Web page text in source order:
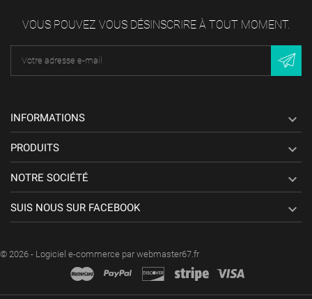
VOUS POUVEZ VOUS DÉSINSCRIRE À TOUT MOMENT.
INFORMATIONS 
PRODUITS 
NOTRE SOCIÉTÉ 
SUIS NOUS SUR FACEBOOK 
© 2026 - Logiciel e-commerce par webmaster67.fr